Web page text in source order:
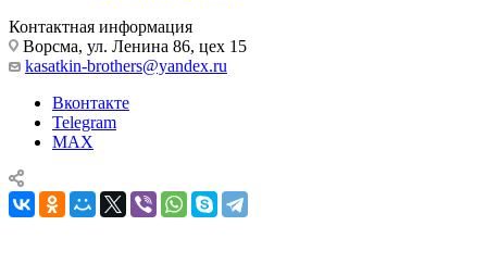
Контактная информация
Ворсма, ул. Ленина 86, цех 15
kasatkin-brothers@yandex.ru
Вконтакте
Telegram
MAX